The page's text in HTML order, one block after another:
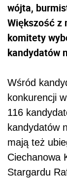
wójta,
Większość z
komitety
kandydatów
Wśród
konkurencji
116
kandydatów
mają też
Ciechanowa
Stargardu